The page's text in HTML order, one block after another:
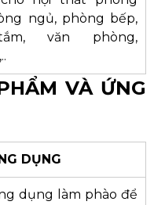
ngủ, phòng bếp,
văn phòng,
VÀ ỨNG
DỤNG
dụng làm phào để